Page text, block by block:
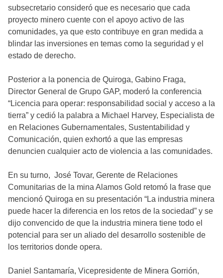
subsecretario consideró que es necesario que cada
proyecto minero cuente con el apoyo activo de las
comunidades, ya que esto contribuye en gran medida a
blindar las inversiones en temas como la seguridad y el
estado de derecho.
Posterior a la ponencia de Quiroga, Gabino Fraga,
Director General de Grupo GAP, moderó la conferencia
“Licencia para operar: responsabilidad social y acceso a la
tierra” y cedió la palabra a Michael Harvey, Especialista de
en Relaciones Gubernamentales, Sustentabilidad y
Comunicación, quien exhortó a que las empresas
denuncien cualquier acto de violencia a las comunidades.
En su turno, José Tovar, Gerente de Relaciones
Comunitarias de la mina Alamos Gold retomó la frase que
mencionó Quiroga en su presentación “La industria minera
puede hacer la diferencia en los retos de la sociedad” y se
dijo convencido de que la industria minera tiene todo el
potencial para ser un aliado del desarrollo sostenible de
los territorios donde opera.
Daniel Santamaría, Vicepresidente de Minera Gorrión,